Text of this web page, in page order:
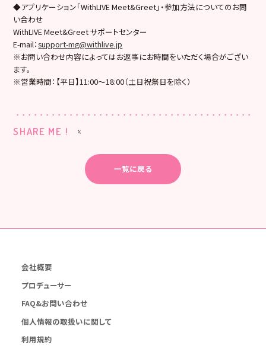
◆アプリケーション「WithLIVE Meet&Greet」・参加方法についてのお問
い合わせ
WithLIVE Meet&Greet サポートセンター
E-mail：support-mg@withlive.jp
※お問い合わせ内容によってはお返事にお時間をいただく場合がござい
ます。
※営業時間：【平日】11:00〜18:00（土日祝祭日を除く）
SHARE ME !
一覧に戻る
会社概要
プロデューサー
FAQ&お問い合わせ
個人情報の取扱いに関して
利用規約